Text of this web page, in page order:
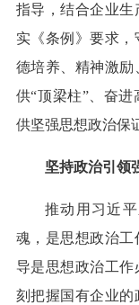
指导，结合企业
实《条例》要求
德培养、精神激
供“顶梁柱”、奋
供坚强思想政治保
坚持政治引领
推动用习近
魂，是思想政治
导是思想政治工
刻把握国有企业